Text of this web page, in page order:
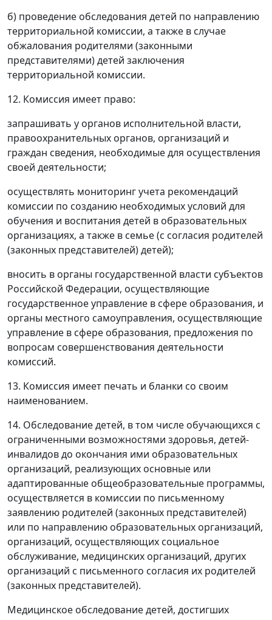
б) проведение обследования детей по направлению
территориальной комиссии, а также в случае
обжалования родителями (законными
представителями) детей заключения
территориальной комиссии.
12. Комиссия имеет право:
запрашивать у органов исполнительной власти,
правоохранительных органов, организаций и
граждан сведения, необходимые для осуществления
своей деятельности;
осуществлять мониторинг учета рекомендаций
комиссии по созданию необходимых условий для
обучения и воспитания детей в образовательных
организациях, а также в семье (с согласия родителей
(законных представителей) детей);
вносить в органы государственной власти субъектов
Российской Федерации, осуществляющие
государственное управление в сфере образования, и
органы местного самоуправления, осуществляющие
управление в сфере образования, предложения по
вопросам совершенствования деятельности
комиссий.
13. Комиссия имеет печать и бланки со своим
наименованием.
14. Обследование детей, в том числе обучающихся с
ограниченными возможностями здоровья, детей-
инвалидов до окончания ими образовательных
организаций, реализующих основные или
адаптированные общеобразовательные программы,
осуществляется в комиссии по письменному
заявлению родителей (законных представителей)
или по направлению образовательных организаций,
организаций, осуществляющих социальное
обслуживание, медицинских организаций, других
организаций с письменного согласия их родителей
(законных представителей).
Медицинское обследование детей, достигших